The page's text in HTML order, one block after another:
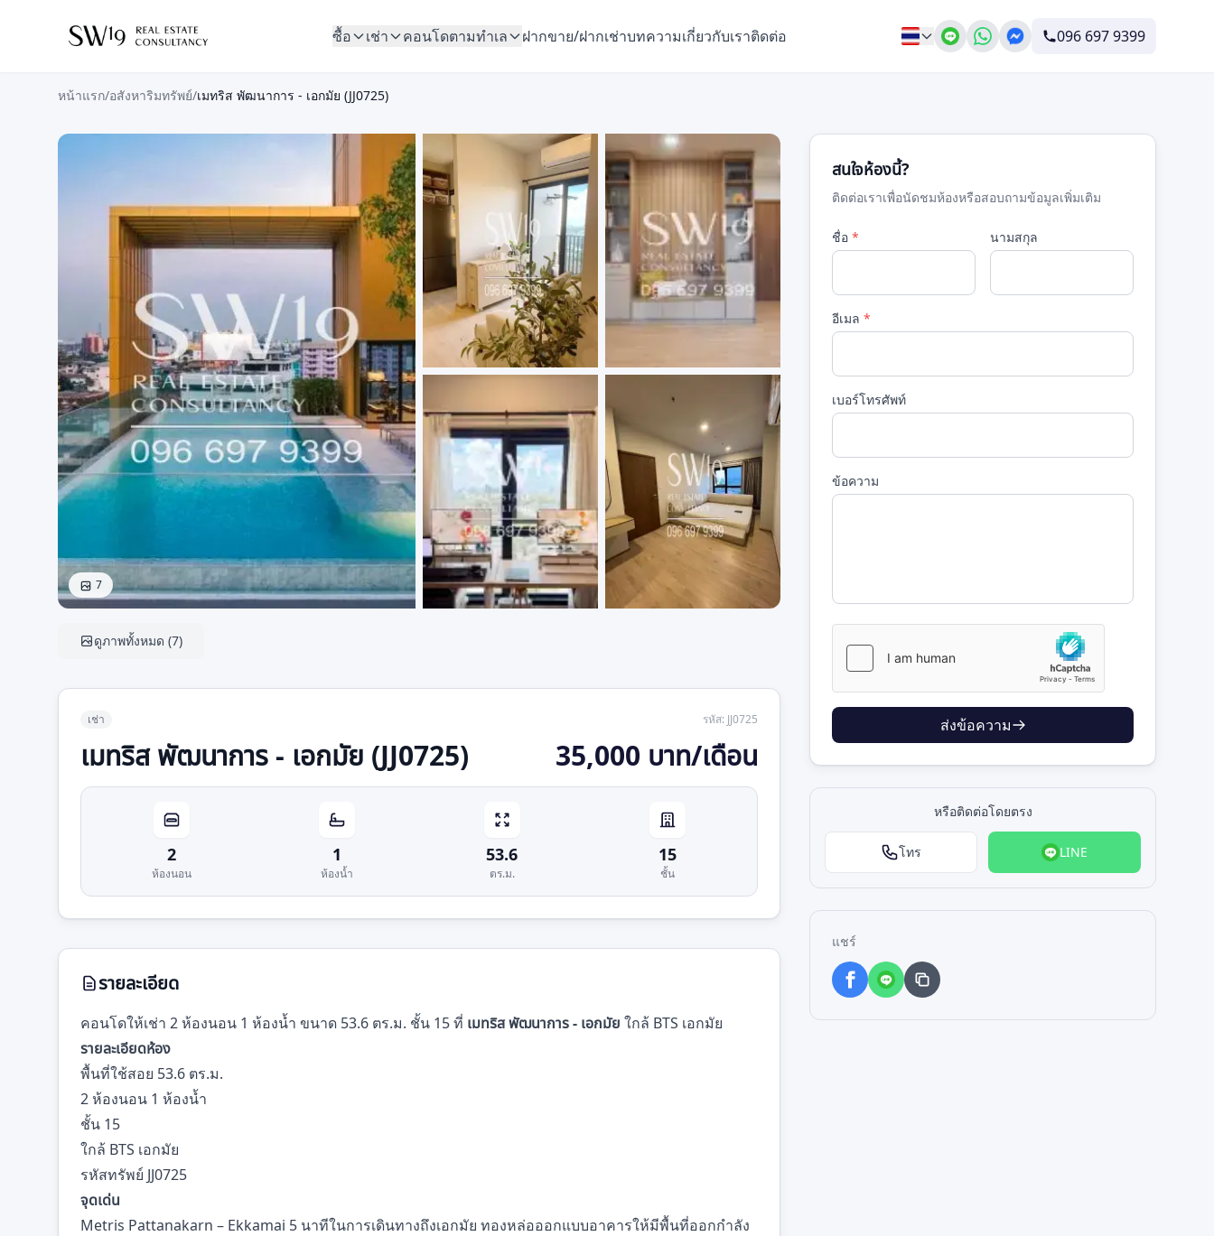
ซื้อ เช่า คอนโดตามทำเล ฝากขาย/ฝากเช่าบทความเกี่ยวกับเราติดต่อ 096 697 9399
หน้าแรก/อสังหาริมทรัพย์/เมทริส พัฒนาการ - เอกมัย (JJ0725)
7
ดูภาพทั้งหมด (7)
เช่า รหัส: JJ0725
เมทริส พัฒนาการ - เอกมัย (JJ0725) 35,000 บาท/เดือน
2
ห้องนอน
1
ห้องน้ำ
53.6
ตร.ม.
15
ชั้น
รายละเอียด
คอนโดให้เช่า 2 ห้องนอน 1 ห้องน้ำ ขนาด 53.6 ตร.ม. ชั้น 15 ที่ เมทริส พัฒนาการ - เอกมัย ใกล้ BTS เอกมัย
รายละเอียดห้อง
พื้นที่ใช้สอย 53.6 ตร.ม.
2 ห้องนอน 1 ห้องน้ำ
ชั้น 15
ใกล้ BTS เอกมัย
รหัสทรัพย์ JJ0725
จุดเด่น
Metris Pattanakarn – Ekkamai 5 นาทีในการเดินทางถึงเอกมัย ทองหล่อออกแบบอาคารให้มีพื้นที่ออกกำลัง
สนใจห้องนี้?
ติดต่อเราเพื่อนัดชมห้องหรือสอบถามข้อมูลเพิ่มเติม
ชื่อ * นามสกุล
อีเมล *
เบอร์โทรศัพท์
ข้อความ
ส่งข้อความ
หรือติดต่อโดยตรง
โทร LINE
แชร์